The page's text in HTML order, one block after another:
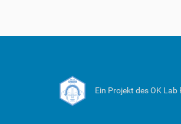
Ein Projekt des OK Lab